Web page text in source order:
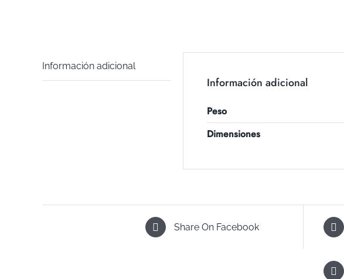
Información adicional
Información adicional
Peso
Dimensiones
Share On Facebook